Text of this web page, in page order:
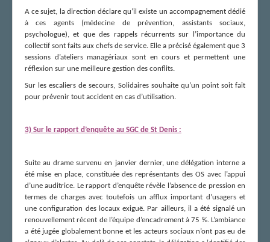
A ce sujet, la direction déclare qu’il existe un accompagnement dédié
à ces agents (médecine de prévention, assistants sociaux,
psychologue), et que des rappels récurrents sur l’importance du
collectif sont faits aux chefs de service. Elle a précisé également que 3
sessions d’ateliers managériaux sont en cours et permettent une
réflexion sur une meilleure gestion des conflits.
Sur les escaliers de secours, Solidaires souhaite qu’un point soit fait
pour prévenir tout accident en cas d’utilisation.
3) Sur le rapport d’enquête au SGC de St Denis :
Suite au drame survenu en janvier dernier, une délégation interne a
été mise en place, constituée des représentants des OS avec l’appui
d’une auditrice. Le rapport d’enquête révèle l’absence de pression en
termes de charges avec toutefois un afflux important d’usagers et
une configuration des locaux exiguë. Par ailleurs, il a été signalé un
renouvellement récent de l’équipe d’encadrement à 75 %. L’ambiance
a été jugée globalement bonne et les acteurs sociaux n’ont pas eu de